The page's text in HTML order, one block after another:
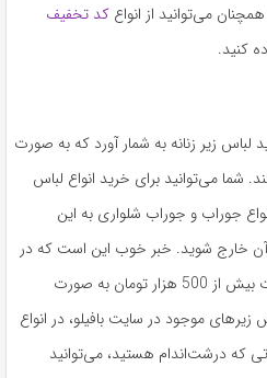
می‌توانید از انواع کد تخفیف
کنید.
لباس زیر زنانه به شمار آورد که به صورت
می‌توانید برای خرید انواع لباس
جوراب و جوراب شلواری به این
آن خارج شوید. خبر خوب این است که در
هر نقطه از ایران که باشید، سفارشات بیش از 500 هزار تومان به صورت
زیرهای موجود در سایت بافیلو، در انواع
که درشت‌اندام هستید، می‌توانید